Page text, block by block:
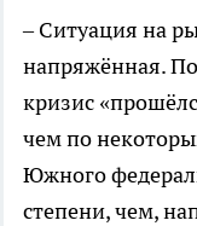
– Ситуация на
напряжённая.
кризис
чем по
Южного
степени, чем,